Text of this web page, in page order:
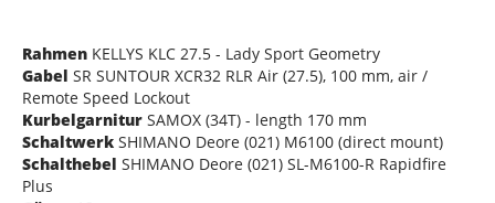
Rahmen KELLYS KLC 27.5 - Lady Sport Geometry
Gabel SR SUNTOUR XCR32 RLR Air (27.5), 100 mm, air /
Remote Speed Lockout
Kurbelgarnitur SAMOX (34T) - length 170 mm
Schaltwerk SHIMANO Deore (021) M6100 (direct mount)
Schalthebel SHIMANO Deore (021) SL-M6100-R Rapidfire
Plus